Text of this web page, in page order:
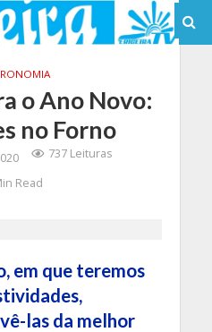
o Ano Novo:
no Forno
737 Leituras
Read
em que teremos
las da melhor